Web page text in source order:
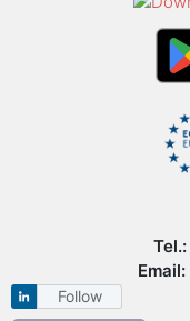
Tel.:
Email:
Follow